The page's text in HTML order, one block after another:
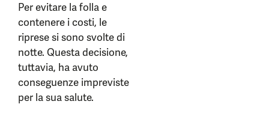
Per evitare la folla e
contenere i costi, le
riprese si sono svolte di
notte. Questa decisione,
tuttavia, ha avuto
conseguenze impreviste
per la sua salute.